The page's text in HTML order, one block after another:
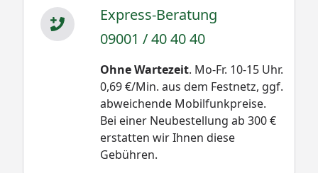
Express-Beratung
09001 / 40 40 40
Ohne Wartezeit. Mo-Fr. 10-15 Uhr.
0,69 €/Min. aus dem Festnetz, ggf.
abweichende Mobilfunkpreise.
Bei einer Neubestellung ab 300 €
erstatten wir Ihnen diese
Gebühren.